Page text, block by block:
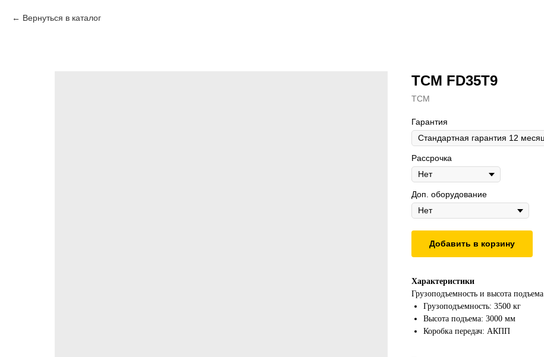
Вернуться в каталог
TCM FD35Т9
ТСМ
Гарантия
Рассрочка
Доп. оборудование
Добавить в корзину
Характеристики
Грузоподъемность и высота подъема
Грузоподъемность: 3500 кг
Высота подъема: 3000 мм
Коробка передач: АКПП